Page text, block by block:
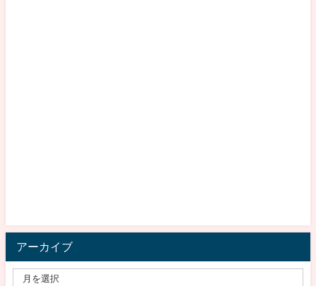
アーカイブ